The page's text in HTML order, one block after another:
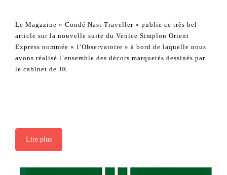
Le Magazine « Condé Nast Traveller » publie ce très bel
article sur la nouvelle suite du Venice Simplon Orient
Express nommée « l’Observatoire » à bord de laquelle nous
avons réalisé l’ensemble des décors marquetés dessinés par
le cabinet de JR.
Lire plus